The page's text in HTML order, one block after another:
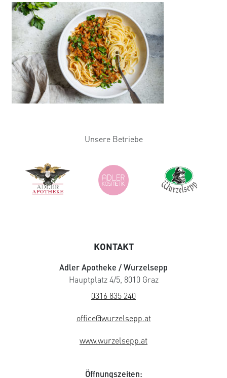
Unsere Betriebe
KONTAKT
Adler Apotheke / Wurzelsepp
Hauptplatz 4/5, 8010 Graz
0316 835 240
office@wurzelsepp.at
www.wurzelsepp.at
Öffnungszeiten: